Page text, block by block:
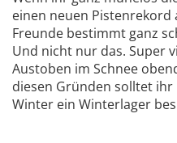
einen neuen
Freunde bestimmt ganz
Und nicht nur das. Super
Austoben im Schnee
diesen Gründen solltet
Winter ein Winterlager